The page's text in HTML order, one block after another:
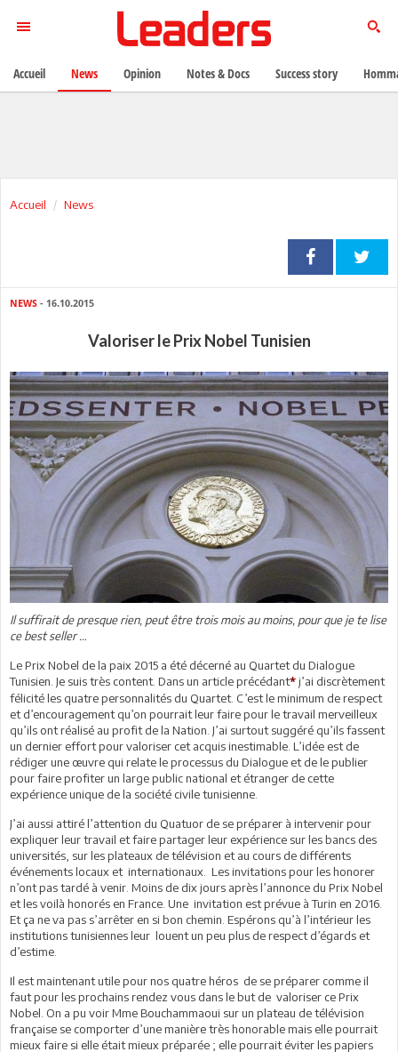
Accueil News
NEWS - 16.10.2015
Valoriser le Prix Nobel Tunisien
Il suffirait de presque rien, peut être trois mois au moins, pour que je te lise
ce best seller …
Le Prix Nobel de la paix 2015 a été décerné au Quartet du Dialogue
Tunisien. Je suis très content. Dans un article précédant* j’ai discrètement
félicité les quatre personnalités du Quartet. C’est le minimum de respect
et d’encouragement qu’on pourrait leur faire pour le travail merveilleux
qu’ils ont réalisé au profit de la Nation. J’ai surtout suggéré qu’ils fassent
un dernier effort pour valoriser cet acquis inestimable. L’idée est de
rédiger une œuvre qui relate le processus du Dialogue et de le publier
pour faire profiter un large public national et étranger de cette
expérience unique de la société civile tunisienne.
J’ai aussi attiré l’attention du Quatuor de se préparer à intervenir pour
expliquer leur travail et faire partager leur expérience sur les bancs des
universités, sur les plateaux de télévision et au cours de différents
événements locaux et internationaux. Les invitations pour les honorer
n’ont pas tardé à venir. Moins de dix jours après l’annonce du Prix Nobel
et les voilà honorés en France. Une invitation est prévue à Turin en 2016.
Et ça ne va pas s’arrêter en si bon chemin. Espérons qu’à l’intérieur les
institutions tunisiennes leur louent un peu plus de respect d’égards et
d’estime.
Il est maintenant utile pour nos quatre héros de se préparer comme il
faut pour les prochains rendez vous dans le but de valoriser ce Prix
Nobel. On a pu voir Mme Bouchammaoui sur un plateau de télévision
française se comporter d’une manière très honorable mais elle pourrait
mieux faire si elle était mieux préparée ; elle pourrait éviter les papiers
Accueil News Opinion Notes & Docs Success story